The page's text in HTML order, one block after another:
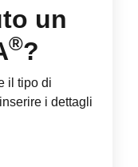
un
®?
il tipo di
i dettagli